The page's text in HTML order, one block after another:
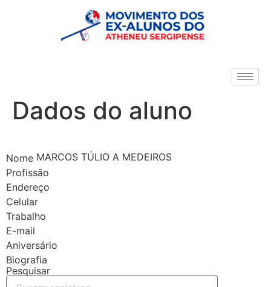
Dados do aluno
Nome MARCOS TÚLIO A MEDEIROS
Profissão
Endereço
Celular
Trabalho
E-mail
Aniversário
Biografia
Pesquisar